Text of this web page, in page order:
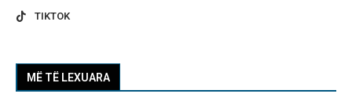
TIKTOK
MË TË LEXUARA